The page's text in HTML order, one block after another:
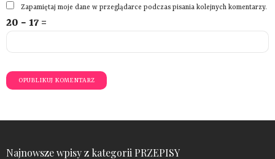
Zapamiętaj moje dane w przeglądarce podczas pisania kolejnych komentarzy.
20 − 17 =
Najnowsze wpisy z kategorii PRZEPISY